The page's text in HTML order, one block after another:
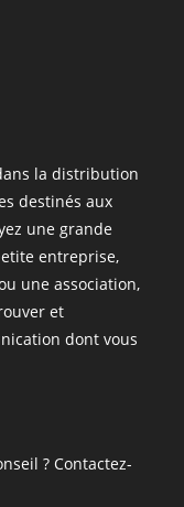
la distribution
destinés aux
une grande
entreprise,
une association,
et
dont vous
? Contactez-